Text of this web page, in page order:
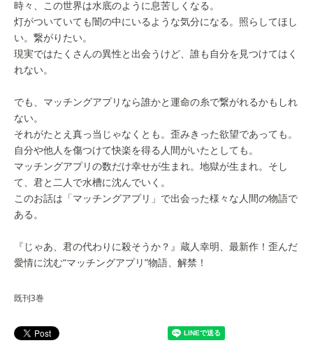
時々、この世界は水底のように息苦しくなる。
灯がついていても闇の中にいるような気分になる。照らしてほし
い。繋がりたい。
現実ではたくさんの異性と出会うけど、誰も自分を見つけてはく
れない。
でも、マッチングアプリなら誰かと運命の糸で繋がれるかもしれ
ない。
それがたとえ真っ当じゃなくとも。歪みきった欲望であっても。
自分や他人を傷つけて快楽を得る人間がいたとしても。
マッチングアプリの数だけ幸せが生まれ。地獄が生まれ。そし
て、君と二人で水槽に沈んでいく。
このお話は「マッチングアプリ」で出会った様々な人間の物語で
ある。
『じゃあ、君の代わりに殺そうか？』蔵人幸明、最新作！歪んだ
愛情に沈む“マッチングアプリ”物語、解禁！
既刊3巻